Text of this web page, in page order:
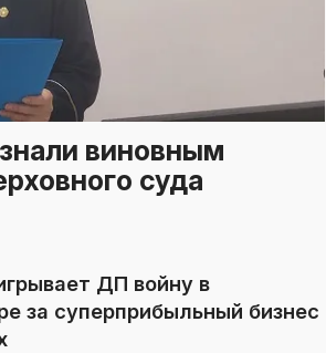
виновным
суда
ДП войну в
за суперприбыльный бизнес